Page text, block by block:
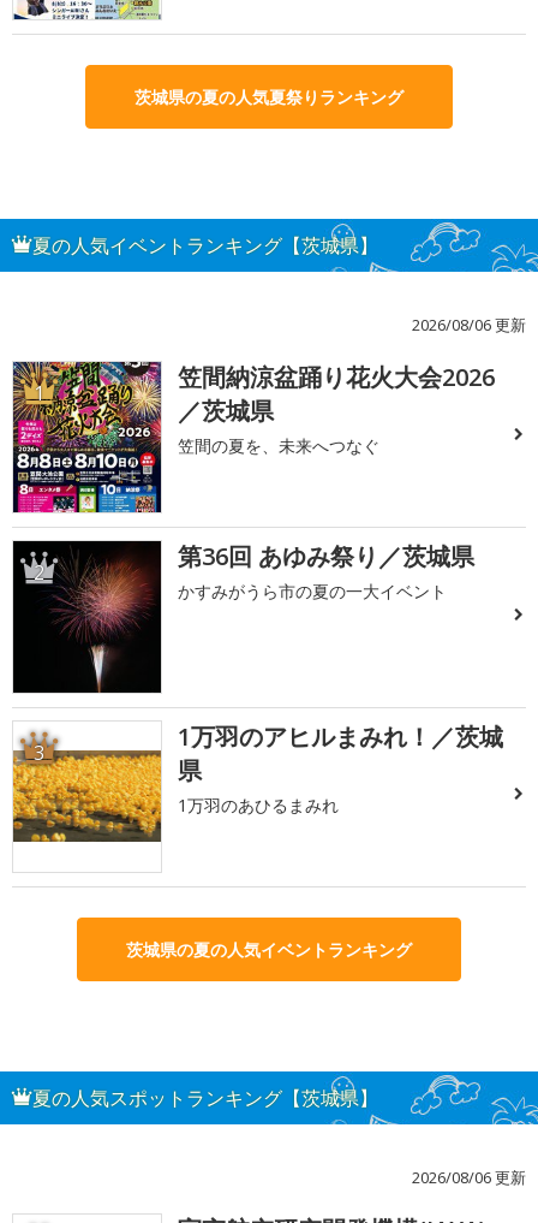
茨城県の夏の人気夏祭りランキング
夏の人気イベントランキング【茨城県】
2026/08/06 更新
1
笠間納涼盆踊り花火大会2026
／茨城県
笠間の夏を、未来へつなぐ
2 第36回 あゆみ祭り／茨城県
かすみがうら市の夏の一大イベント
3
1万羽のアヒルまみれ！／茨城
県
1万羽のあひるまみれ
茨城県の夏の人気イベントランキング
夏の人気スポットランキング【茨城県】
2026/08/06 更新